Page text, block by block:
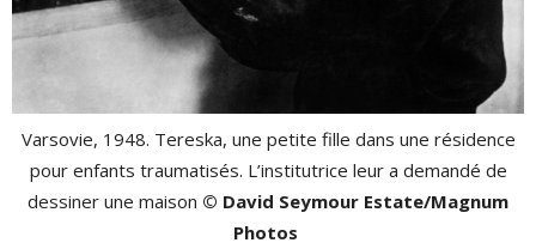
Varsovie, 1948. Tereska, une petite fille dans une résidence
pour enfants traumatisés. L’institutrice leur a demandé de
dessiner une maison © David Seymour Estate/Magnum
Photos